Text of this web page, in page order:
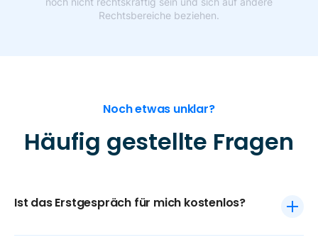
Rechtsbereiche beziehen.
Noch etwas unklar?
Häufig gestellte Fragen
Ist das Erstgespräch für mich kostenlos?